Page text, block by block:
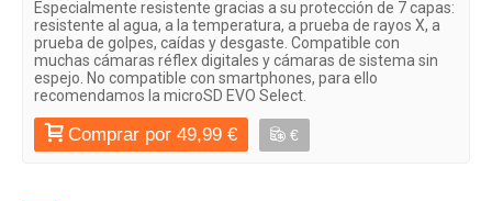
Especialmente resistente gracias a su protección de 7 capas:
resistente al agua, a la temperatura, a prueba de rayos X, a
prueba de golpes, caídas y desgaste. Compatible con
muchas cámaras réflex digitales y cámaras de sistema sin
espejo. No compatible con smartphones, para ello
recomendamos la microSD EVO Select.
Comprar por 49,99 € €